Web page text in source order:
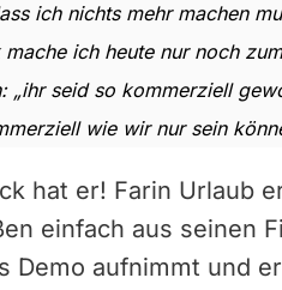
ich nichts mehr machen
mache ich heute nur noch
„ihr seid so kommerziell
wie wir nur sein
hat er! Farin Urlaub
einfach aus seinen
Demo aufnimmt und